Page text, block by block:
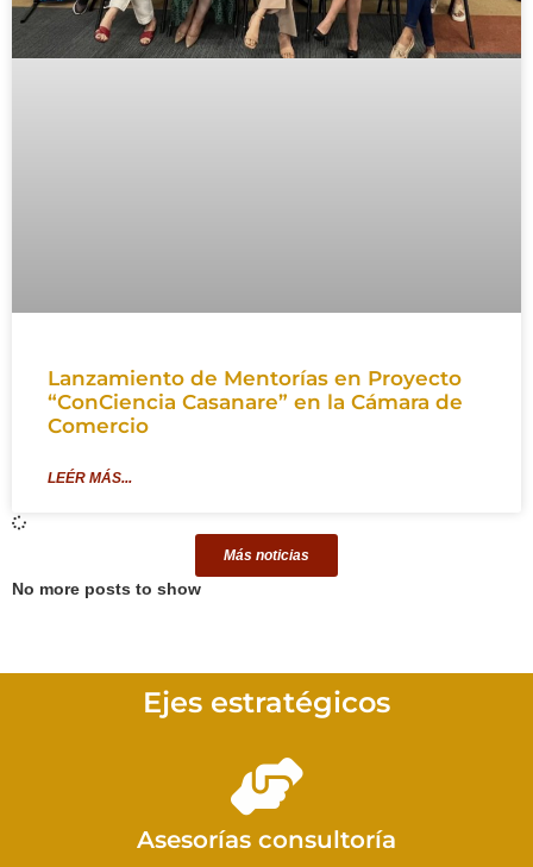
Lanzamiento de Mentorías en Proyecto
“ConCiencia Casanare” en la Cámara de
Comercio
LEÉR MÁS...
Más noticias
No more posts to show
Ejes estratégicos
Asesorías consultoría